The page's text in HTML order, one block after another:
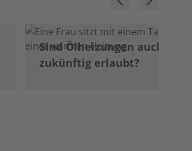
Sind Ölheizungen auch
zukünftig erlaubt?